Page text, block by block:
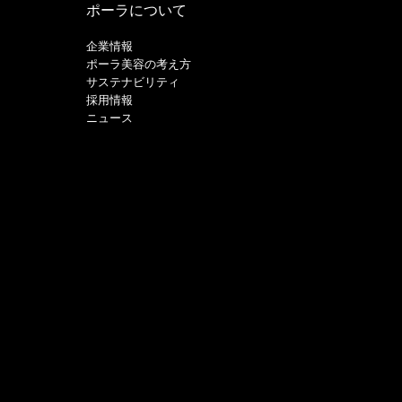
ポーラについて
企業情報
ポーラ美容の考え方
サステナビリティ
採用情報
ニュース